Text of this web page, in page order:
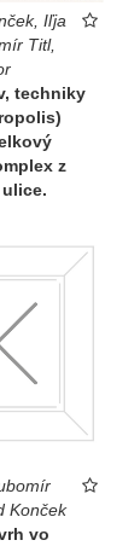
Iľja
Titl,
techniky
z
Konček
vo